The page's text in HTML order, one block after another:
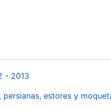
- 2013
estores y